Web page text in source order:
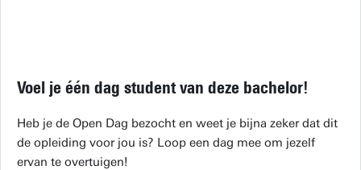
Voel je één dag student van deze bachelor!
Heb je de Open Dag bezocht en weet je bijna zeker dat dit
de opleiding voor jou is? Loop een dag mee om jezelf
ervan te overtuigen!